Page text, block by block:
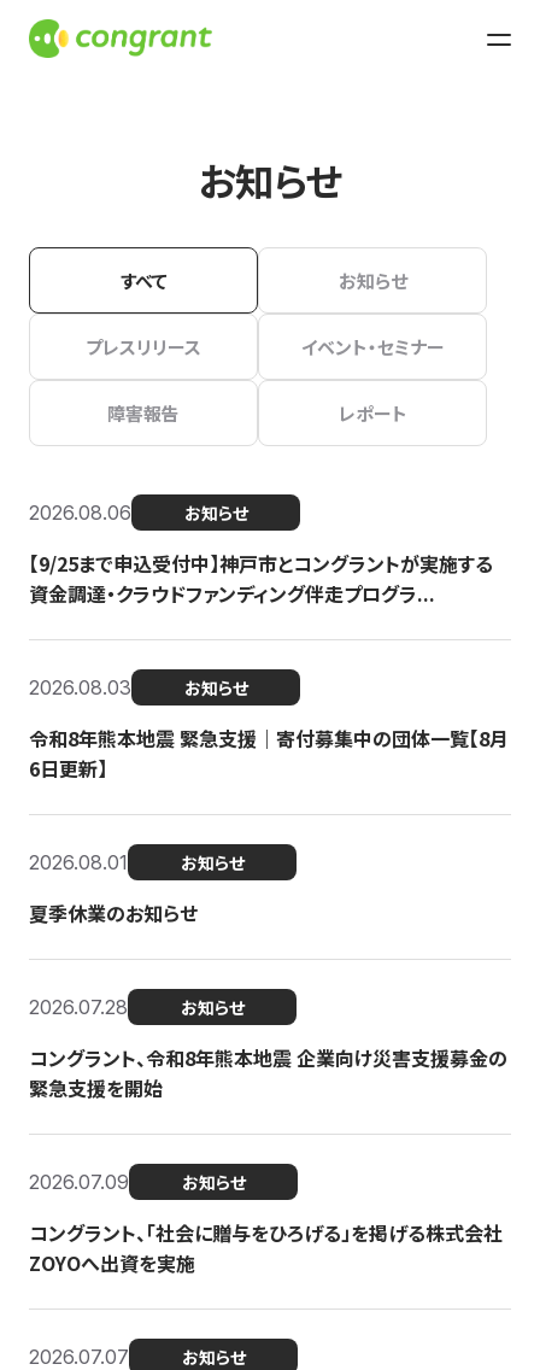
お知らせ
すべて お知らせ
プレスリリース イベント・セミナー
障害報告 レポート
2026.08.06 お知らせ
【9/25まで申込受付中】神戸市とコングラントが実施する
資金調達・クラウドファンディング伴走プログラ...
2026.08.03 お知らせ
令和8年熊本地震 緊急支援｜寄付募集中の団体一覧【8月
6日更新】
2026.08.01 お知らせ
夏季休業のお知らせ
2026.07.28 お知らせ
コングラント、令和8年熊本地震 企業向け災害支援募金の
緊急支援を開始
2026.07.09 お知らせ
コングラント、「社会に贈与をひろげる」を掲げる株式会社
ZOYOへ出資を実施
2026.07.07 お知らせ